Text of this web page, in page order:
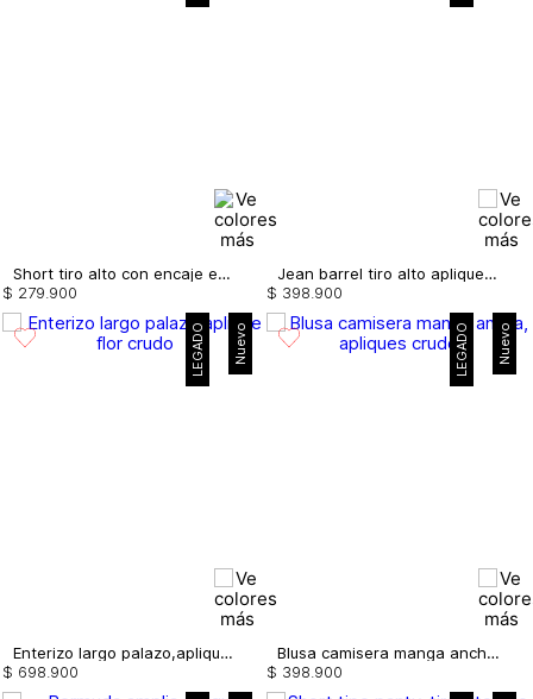
Short tiro alto con encaje en costado
$ 279.900
Jean barrel tiro alto aplique flor
$ 398.900
Nuevo
LEGADO
Enterizo largo palazo,aplique flor
$ 698 900
Nuevo
LEGADO
Blusa camisera manga ancha, apliques
$ 398 900